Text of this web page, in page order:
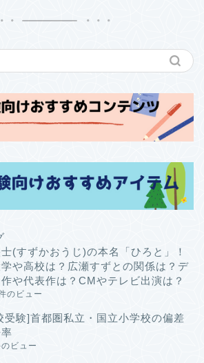
(すずかおうじ)の本名「ひろと」！
や高校は？広瀬すずとの関係は？デ
作や代表作は？CMやテレビ出演は？
のビュー
受験]首都圏私立・国立小学校の偏差
ビュー